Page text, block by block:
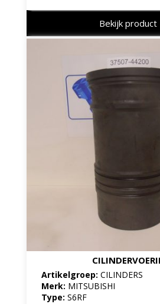
Bekijk product
Artikelgroep: CILINDERS
Merk: MITSUBISHI
Type: S6RF